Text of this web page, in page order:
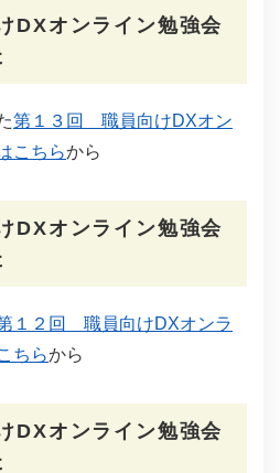
DXオンライン勉強会
第１３回 職員向けDXオン
こちらから
DXオンライン勉強会
１２回 職員向けDXオンラ
ちらから
DXオンライン勉強会